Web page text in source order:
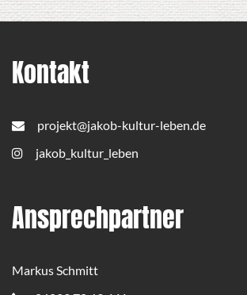
Kontakt
projekt@jakob-kultur-leben.de
jakob_kultur_leben
Ansprechpartner
Markus Schmitt